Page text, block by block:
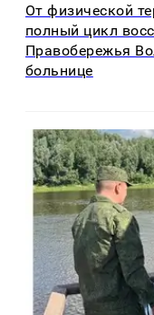
От физической
полный цикл
Правобережья
больнице